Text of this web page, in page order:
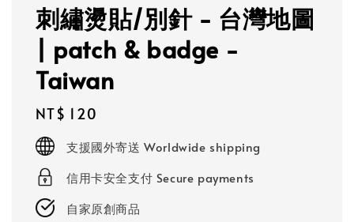
刺繡燙貼/別針 - 台灣地圖
| patch & badge -
Taiwan
Regular
price
NT$ 120
支援國外寄送 Worldwide shipping
信用卡安全支付 Secure payments
自家原創商品